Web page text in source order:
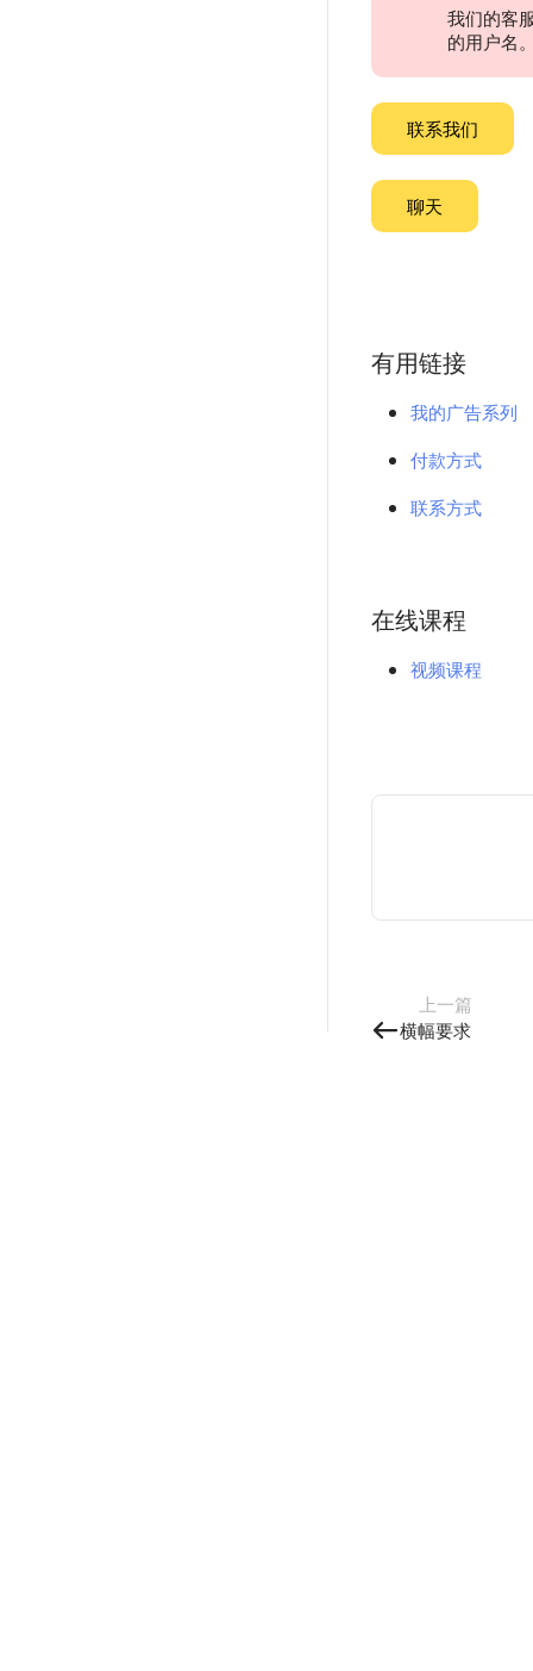
我们的客
的用户名
联系我们
聊天
有用链接
我的广告系列
付款方式
联系方式
在线课程
视频课程
上一篇
横幅要求